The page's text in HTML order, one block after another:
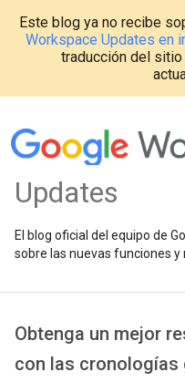
Este blog ya no recibe
Workspace Updates en
traducción del
Updates
El blog oficial del equipo de
sobre las nuevas funciones y
Obtenga un mejor
con las cronologías